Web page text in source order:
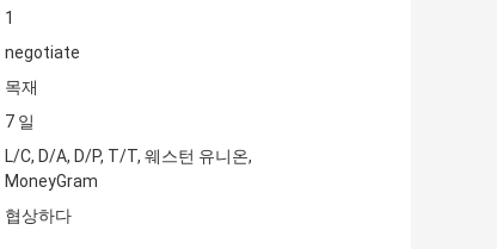
1
negotiate
목재
7 일
L/C, D/A, D/P, T/T, 웨스턴 유니온,
MoneyGram
협상하다